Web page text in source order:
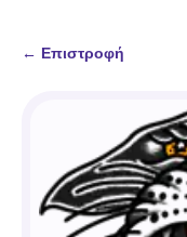
← Επιστροφή